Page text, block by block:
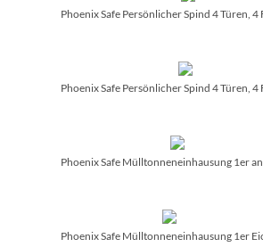
Phoenix Safe Persönlicher Spind 4 Türen, 4
Phoenix Safe Persönlicher Spind 4 Türen,
Phoenix Safe Mülltonneneinhausung 1er
Phoenix Safe Mülltonneneinhausung 1er